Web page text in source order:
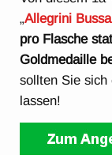
„Allegrini
pro Flasche
Goldmedaille
sollten Sie sich
lassen!